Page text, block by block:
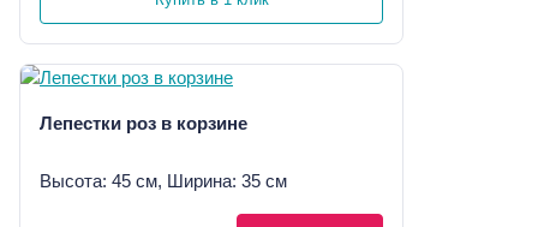
Лепестки роз в корзине
Высота: 45 см, Ширина: 35 см